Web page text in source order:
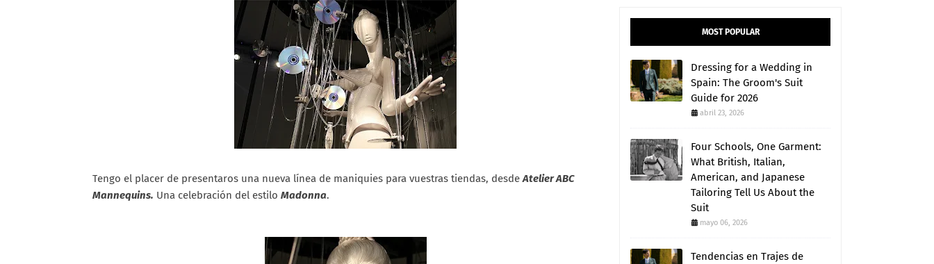
Tengo el placer de presentaros una nueva línea de maniquies para vuestras tiendas, desdeAtelier ABC
Mannequins. Una celebración del estilo Madonna.
MOST POPULAR
Dressing for a Wedding in
Spain: The Groom's Suit
Guide for 2026
abril 23, 2026
Four Schools, One Garment:
What British, Italian,
American, and Japanese
Tailoring Tell Us About the
Suit
mayo 06, 2026
Tendencias en Trajes de